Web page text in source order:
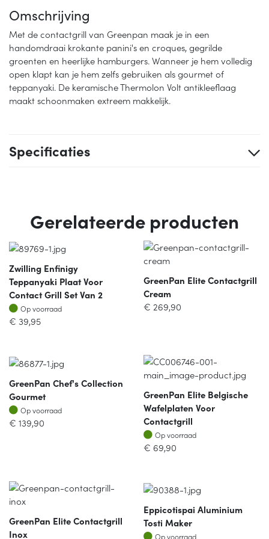
Omschrijving
Met de contactgrill van Greenpan maak je in een
handomdraai krokante panini's en croques, gegrilde
groenten en heerlijke hamburgers. Wanneer je hem volledig
open klapt kan je hem zelfs gebruiken als gourmet of
teppanyaki. De keramische Thermolon Volt antikleeflaag
maakt schoonmaken extreem makkelijk.
Specificaties
Gerelateerde producten
Zwilling Enfinigy
Teppanyaki Plaat Voor
Contact Grill Set Van 2
Op voorraad
Op voorraad
€ 39,95
GreenPan Elite Contactgrill
Cream
€ 269,90
GreenPan Chef's Collection
Gourmet
Op voorraad
Op voorraad
€ 139,90
GreenPan Elite Belgische
Wafelplaten Voor
Contactgrill
Op voorraad
Op voorraad
€ 69,90
GreenPan Elite Contactgrill
Inox
Eppicotispai Aluminium
Tosti Maker
Op voorraad
Op voorraad